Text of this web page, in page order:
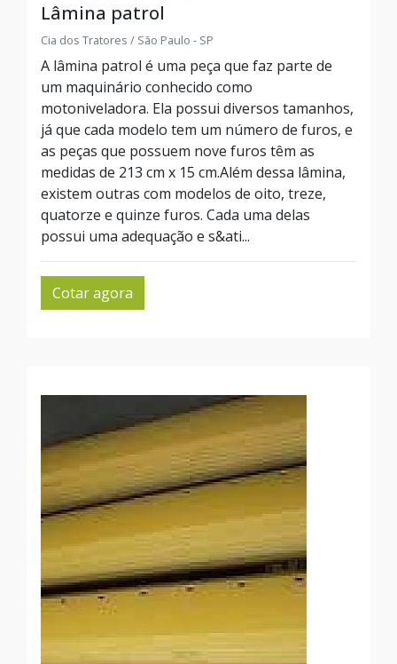
Lâmina patrol
Cia dos Tratores / São Paulo - SP
A lâmina patrol é uma peça que faz parte de
um maquinário conhecido como
motoniveladora. Ela possui diversos tamanhos,
já que cada modelo tem um número de furos, e
as peças que possuem nove furos têm as
medidas de 213 cm x 15 cm.Além dessa lâmina,
existem outras com modelos de oito, treze,
quatorze e quinze furos. Cada uma delas
possui uma adequação e s&ati...
Cotar agora